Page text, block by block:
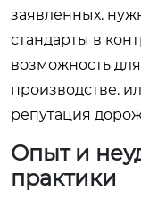
заявленных.
стандарты в
возможность
производстве.
репутация
Опыт и
практики